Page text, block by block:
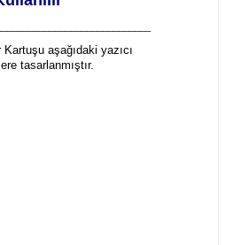
Kartuşu aşağıdaki yazıcı
tasarlanmıştır.